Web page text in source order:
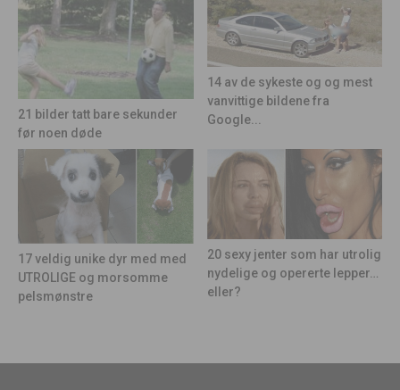
21 bilder tatt bare sekunder
før noen døde
14 av de sykeste og og mest
vanvittige bildene fra
Google...
17 veldig unike dyr med med
UTROLIGE og morsomme
pelsmønstre
20 sexy jenter som har utrolig
nydelige og opererte lepper…
eller?